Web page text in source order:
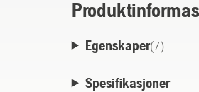
Egenskaper(7)
Spesifikasjoner